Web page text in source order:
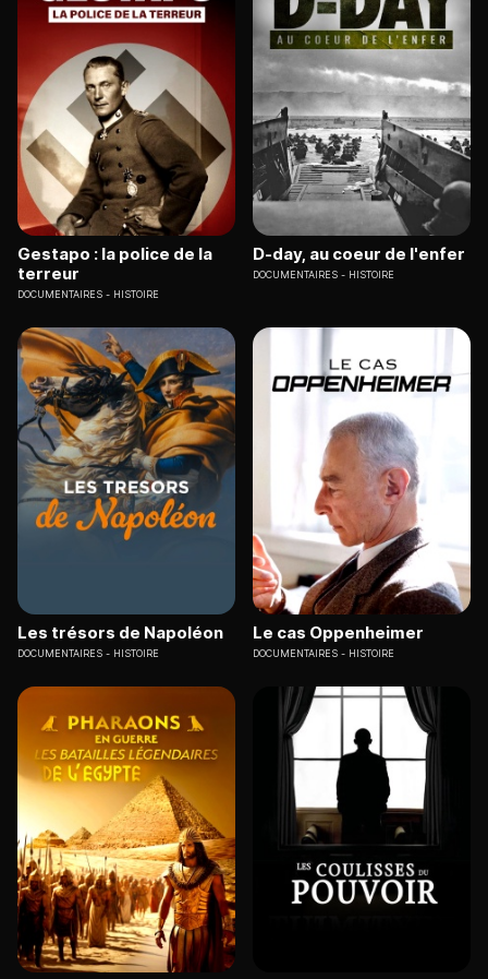
Gestapo : la police de la
terreur
DOCUMENTAIRES HISTOIRE
D-day, au coeur de l'enfer
DOCUMENTAIRES HISTOIRE
Les trésors de Napoléon
DOCUMENTAIRES HISTOIRE
Le cas Oppenheimer
DOCUMENTAIRES HISTOIRE